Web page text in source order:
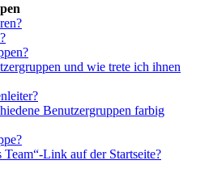
und wie trete ich ihnen
Benutzergruppen farbig
Team“-Link auf der Startseite?